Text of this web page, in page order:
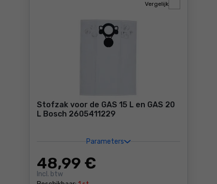
Stofzak voor de GAS 15 L en GAS 20
L Bosch 2605411229
Parameters
48,99 €
Incl. btw
Vergelijk